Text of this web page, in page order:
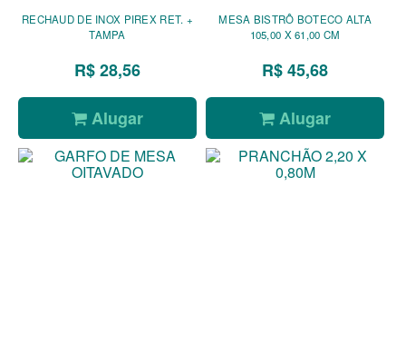
RECHAUD DE INOX PIREX RET. +
TAMPA
R$ 28,56
Alugar
MESA BISTRÔ BOTECO ALTA
105,00 X 61,00 CM
R$ 45,68
Alugar